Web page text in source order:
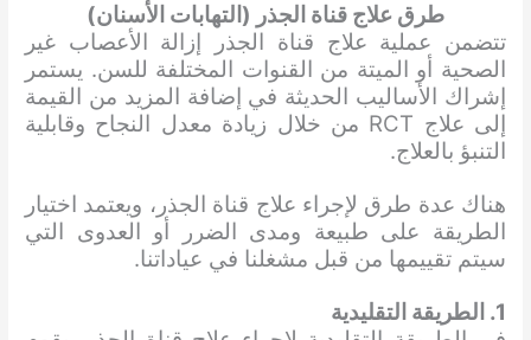
طرق علاج قناة الجذر (التهابات الأسنان)
تتضمن عملية علاج قناة الجذر إزالة الأعصاب غير
الصحية أو الميتة من القنوات المختلفة للسن. يستمر
إشراك الأساليب الحديثة في إضافة المزيد من القيمة
إلى علاج RCT من خلال زيادة معدل النجاح وقابلية
التنبؤ بالعلاج.
هناك عدة طرق لإجراء علاج قناة الجذر، ويعتمد اختيار
الطريقة على طبيعة ومدى الضرر أو العدوى التي
سيتم تقييمها من قبل مشغلنا في عياداتنا.
1. الطريقة التقليدية